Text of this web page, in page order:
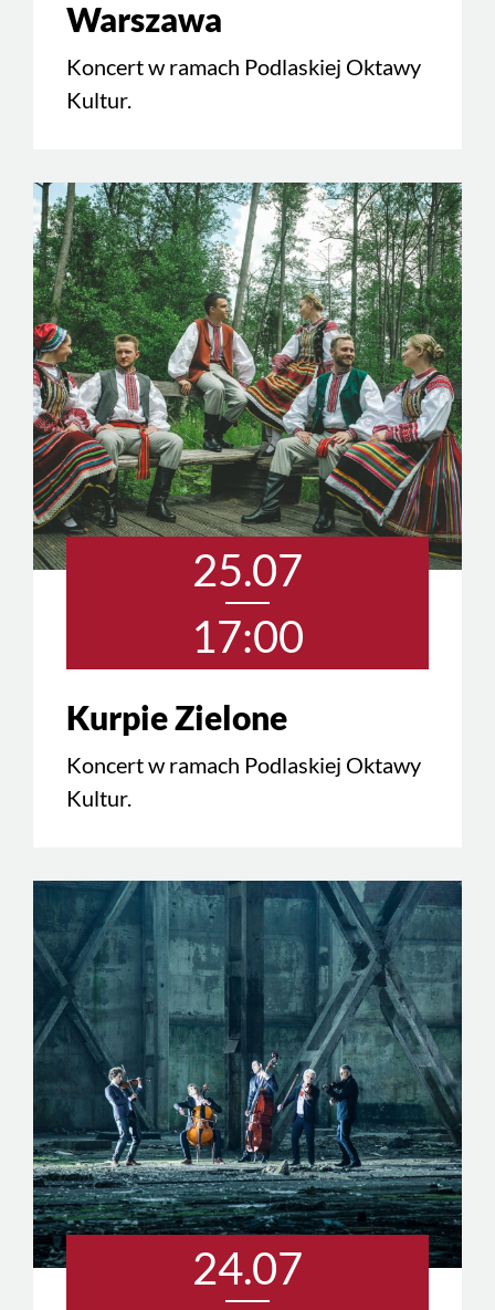
Warszawa
Koncert w ramach Podlaskiej Oktawy
Kultur.
25.07
17:00
Kurpie Zielone
Koncert w ramach Podlaskiej Oktawy
Kultur.
24.07